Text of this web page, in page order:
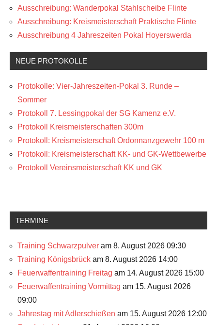
Ausschreibung: Wanderpokal Stahlscheibe Flinte
Ausschreibung: Kreismeisterschaft Praktische Flinte
Ausschreibung 4 Jahreszeiten Pokal Hoyerswerda
NEUE PROTOKOLLE
Protokolle: Vier-Jahreszeiten-Pokal 3. Runde –
Sommer
Protokoll 7. Lessingpokal der SG Kamenz e.V.
Protokoll Kreismeisterschaften 300m
Protokoll: Kreismeisterschaft Ordonnanzgewehr 100 m
Protokoll: Kreismeisterschaft KK- und GK-Wettbewerbe
Protokoll Vereinsmeisterschaft KK und GK
TERMINE
Training Schwarzpulver am 8. August 2026 09:30
Training Königsbrück am 8. August 2026 14:00
Feuerwaffentraining Freitag am 14. August 2026 15:00
Feuerwaffentraining Vormittag am 15. August 2026
09:00
Jahrestag mit Adlerschießen am 15. August 2026 12:00